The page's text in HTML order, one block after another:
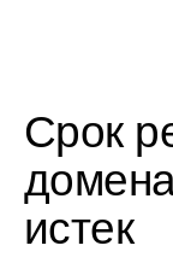
Срок
истек